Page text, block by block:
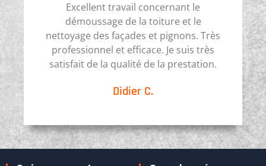
Excellent travail concernant le
démoussage de la toiture et le
nettoyage des façades et pignons. Très
professionnel et efficace. Je suis très
satisfait de la qualité de la prestation.
Didier C.